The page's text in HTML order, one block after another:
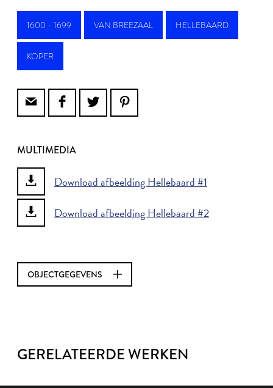
1600 - 1699 VAN BREEZAAL HELLEBAARD
KOPER
MULTIMEDIA
Download afbeelding Hellebaard #1
Download afbeelding Hellebaard #2
OBJECTGEGEVENS
GERELATEERDE WERKEN